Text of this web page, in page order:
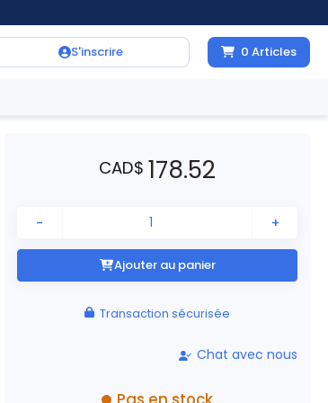
S'inscrire 0 Articles
CAD$ 178.52
- +
Ajouter au panier
Transaction sécurisée
Chat avec nous